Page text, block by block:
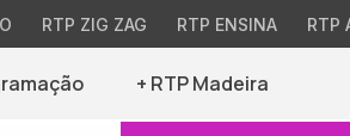
RTP ZIG ZAG RTP ENSINA RTP
+ RTP Madeira